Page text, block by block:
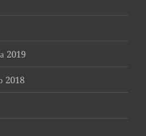
2019
2018